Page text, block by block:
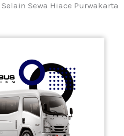
Sewa Hiace Purwakarta